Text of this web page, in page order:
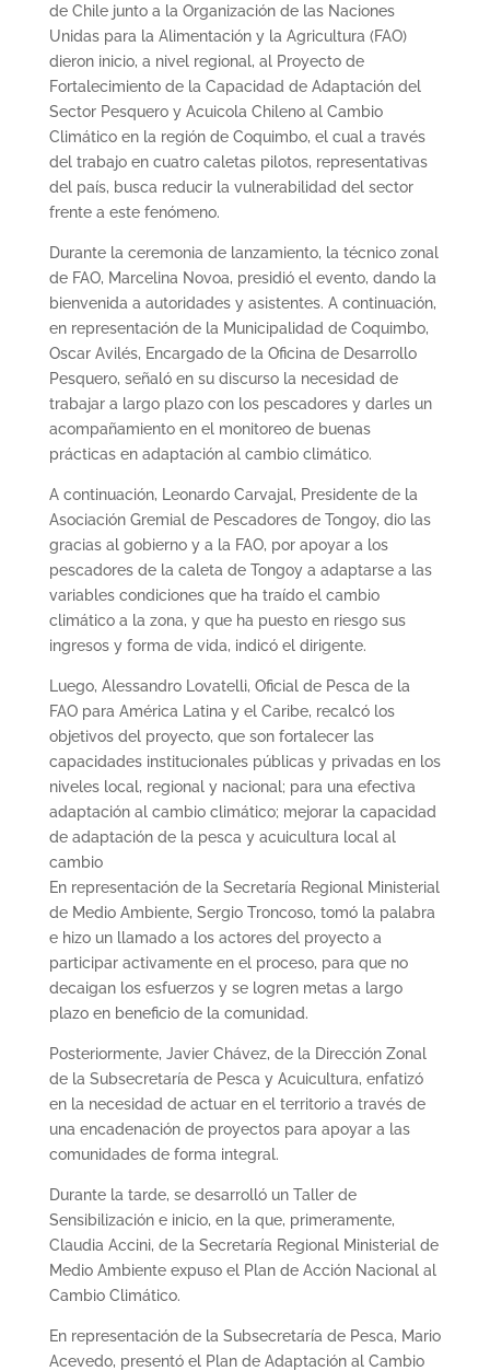
de Chile junto a la Organización de las Naciones
Unidas para la Alimentación y la Agricultura (FAO)
dieron inicio, a nivel regional, al Proyecto de
Fortalecimiento de la Capacidad de Adaptación del
Sector Pesquero y Acuicola Chileno al Cambio
Climático en la región de Coquimbo, el cual a través
del trabajo en cuatro caletas pilotos, representativas
del país, busca reducir la vulnerabilidad del sector
frente a este fenómeno.
Durante la ceremonia de lanzamiento, la técnico zonal
de FAO, Marcelina Novoa, presidió el evento, dando la
bienvenida a autoridades y asistentes. A continuación,
en representación de la Municipalidad de Coquimbo,
Oscar Avilés, Encargado de la Oficina de Desarrollo
Pesquero, señaló en su discurso la necesidad de
trabajar a largo plazo con los pescadores y darles un
acompañamiento en el monitoreo de buenas
prácticas en adaptación al cambio climático.
A continuación, Leonardo Carvajal, Presidente de la
Asociación Gremial de Pescadores de Tongoy, dio las
gracias al gobierno y a la FAO, por apoyar a los
pescadores de la caleta de Tongoy a adaptarse a las
variables condiciones que ha traído el cambio
climático a la zona, y que ha puesto en riesgo sus
ingresos y forma de vida, indicó el dirigente.
Luego, Alessandro Lovatelli, Oficial de Pesca de la
FAO para América Latina y el Caribe, recalcó los
objetivos del proyecto, que son fortalecer las
capacidades institucionales públicas y privadas en los
niveles local, regional y nacional; para una efectiva
adaptación al cambio climático; mejorar la capacidad
de adaptación de la pesca y acuicultura local al
cambio
En representación de la Secretaría Regional Ministerial
de Medio Ambiente, Sergio Troncoso, tomó la palabra
e hizo un llamado a los actores del proyecto a
participar activamente en el proceso, para que no
decaigan los esfuerzos y se logren metas a largo
plazo en beneficio de la comunidad.
Posteriormente, Javier Chávez, de la Dirección Zonal
de la Subsecretaría de Pesca y Acuicultura, enfatizó
en la necesidad de actuar en el territorio a través de
una encadenación de proyectos para apoyar a las
comunidades de forma integral.
Durante la tarde, se desarrolló un Taller de
Sensibilización e inicio, en la que, primeramente,
Claudia Accini, de la Secretaría Regional Ministerial de
Medio Ambiente expuso el Plan de Acción Nacional al
Cambio Climático.
En representación de la Subsecretaría de Pesca, Mario
Acevedo, presentó el Plan de Adaptación al Cambio